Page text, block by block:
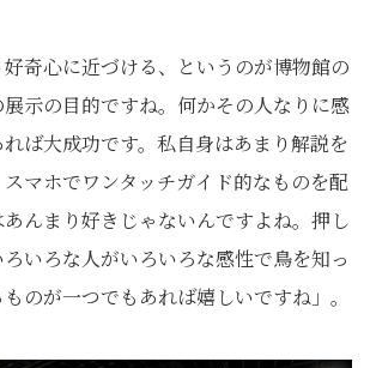
好奇心に近づける、というのが博物館の
示の目的ですね。何かその人なりに感
ば大成功です。私自身はあまり解説を
マホでワンタッチガイド的なものを配
んまり好きじゃないんですよね。押し
いろな人がいろいろな感性で鳥を知っ
のが一つでもあれば嬉しいですね」。